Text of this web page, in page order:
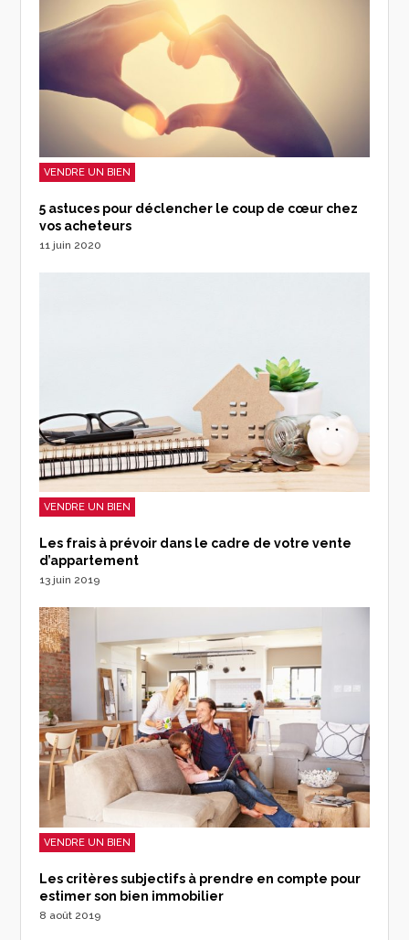
VENDRE UN BIEN
5 astuces pour déclencher le coup de cœur chez
vos acheteurs
11 juin 2020
VENDRE UN BIEN
Les frais à prévoir dans le cadre de votre vente
d’appartement
13 juin 2019
VENDRE UN BIEN
Les critères subjectifs à prendre en compte pour
estimer son bien immobilier
8 août 2019